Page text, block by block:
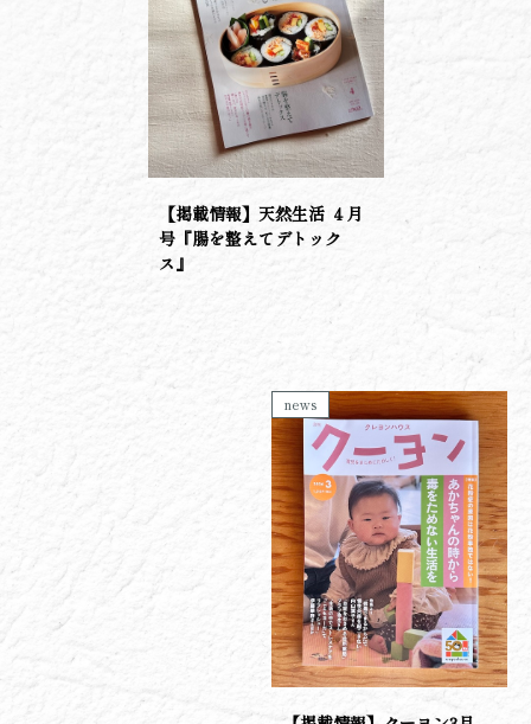
【掲載情報】天然生活 ４月
号『腸を整えてデトック
ス』
news